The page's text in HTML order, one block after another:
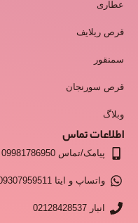
عطاری
قرص ریلایف
سمنقور
قرص سورنجان
وبلاگ
اطلاعات تماس
پیامک/تماس 09981786950
واتساپ و ایتا 09307959511
انبار 02128428537